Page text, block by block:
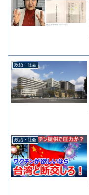
政治・社会
政治・社会